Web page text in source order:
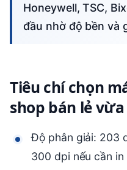
Honeywell, TSC,
đầu nhờ độ bền và
Tiêu chí chọn
shop bán lẻ vừa
Độ phân giải: 203
300 dpi nếu cần in